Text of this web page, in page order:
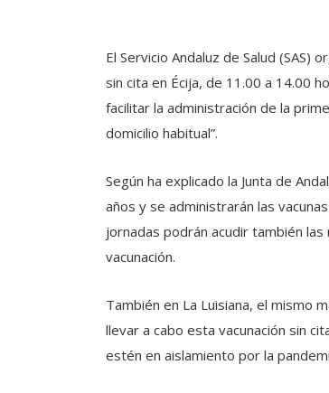
El Servicio Andaluz de Salud (SAS)
sin cita en Écija, de 11.00 a 14.00
facilitar la administración de la
domicilio habitual”.
Según ha explicado la Junta de
años y se administrarán las
jornadas podrán acudir también
vacunación.
También en La Luisiana, el mismo
llevar a cabo esta vacunación sin
estén en aislamiento por la